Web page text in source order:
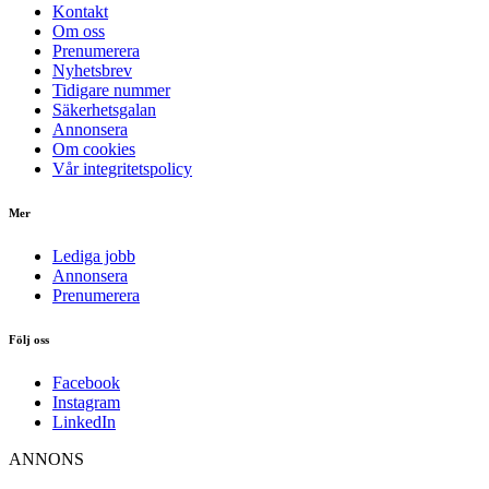
Kontakt
Om oss
Prenumerera
Nyhetsbrev
Tidigare nummer
Säkerhetsgalan
Annonsera
Om cookies
Vår integritetspolicy
Mer
Lediga jobb
Annonsera
Prenumerera
Följ oss
Facebook
Instagram
LinkedIn
ANNONS